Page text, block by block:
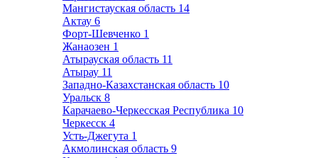
Мангистауская область 14
Актау 6
Форт-Шевченко 1
Жанаозен 1
Атырауская область 11
Атырау 11
Западно-Казахстанская область 10
Уральск 8
Карачаево-Черкесская Республика 10
Черкесск 4
Усть-Джегута 1
Акмолинская область 9